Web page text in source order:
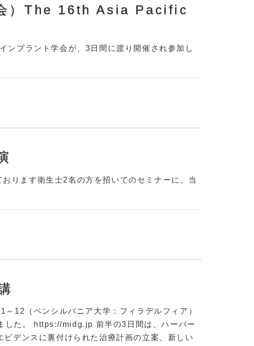
）The 16th Asia Pacific
プラント学会が、3日間に渡り開催され参加し
ります衛生士2名の方を招いてのセミナーに、当
12（ペンシルバニア大学：フィラデルフィア）
した。 https://midg.jp 前半の3日間は、ハーバー
デンスに裏付けられた治療計画の立案、新しい